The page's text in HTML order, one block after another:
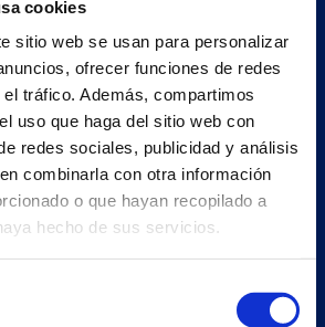
cookies
sitio web se usan para personalizar
ofrecer funciones de redes
tráfico. Además, compartimos
uso que haga del sitio web con
redes sociales, publicidad y análisis
combinarla con otra información
o que hayan recopilado a
hecho de sus servicios.